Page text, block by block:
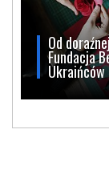
Od
Fundacja
Ukraińców